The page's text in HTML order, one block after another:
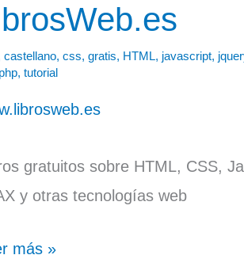
castellano, css, gratis, HTML, javascript,
php, tutorial
gratuitos sobre HTML, CSS,
y otras tecnologías web
más »